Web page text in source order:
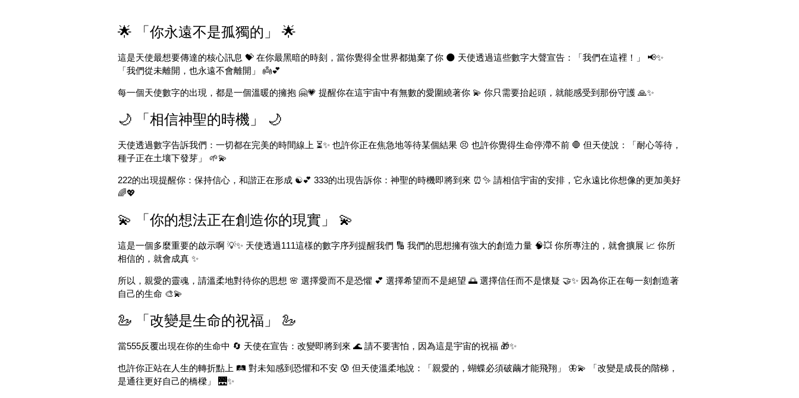
🌟 「你永遠不是孤獨的」 🌟
這是天使最想要傳達的核心訊息 💝 在你最黑暗的時刻，當你覺得全世界都拋棄了你 🌑 天使透過這些數字大聲宣告：「我們在這裡！」 📢✨
「我們從未離開，也永遠不會離開」 👼💕
每一個天使數字的出現，都是一個溫暖的擁抱 🤗💗 提醒你在這宇宙中有無數的愛圍繞著你 💫 你只需要抬起頭，就能感受到那份守護 🙏✨
🌙 「相信神聖的時機」 🌙
天使透過數字告訴我們：一切都在完美的時間線上 ⏳✨ 也許你正在焦急地等待某個結果 😣 也許你覺得生命停滯不前 🛑 但天使說：「耐心等待，
種子正在土壤下發芽」 🌱💫
222的出現提醒你：保持信心，和諧正在形成 ☯️💕 333的出現告訴你：神聖的時機即將到來 ⏰✨ 請相信宇宙的安排，它永遠比你想像的更加美好
🌈💖
💫 「你的想法正在創造你的現實」 💫
這是一個多麼重要的啟示啊 💡✨ 天使透過111這樣的數字序列提醒我們 🔢 我們的思想擁有強大的創造力量 🧠💥 你所專注的，就會擴展 📈 你所
相信的，就會成真 ✨
所以，親愛的靈魂，請溫柔地對待你的思想 🌸 選擇愛而不是恐懼 💕 選擇希望而不是絕望 🌅 選擇信任而不是懷疑 🤝✨ 因為你正在每一刻創造著
自己的生命 🎨💫
🦢 「改變是生命的祝福」 🦢
當555反覆出現在你的生命中 🔄 天使在宣告：改變即將到來 🌊 請不要害怕，因為這是宇宙的祝福 🎁✨
也許你正站在人生的轉折點上 🛤️ 對未知感到恐懼和不安 😰 但天使溫柔地說：「親愛的，蝴蝶必須破繭才能飛翔」 🦋💫 「改變是成長的階梯，
是通往更好自己的橋樑」 🌉✨